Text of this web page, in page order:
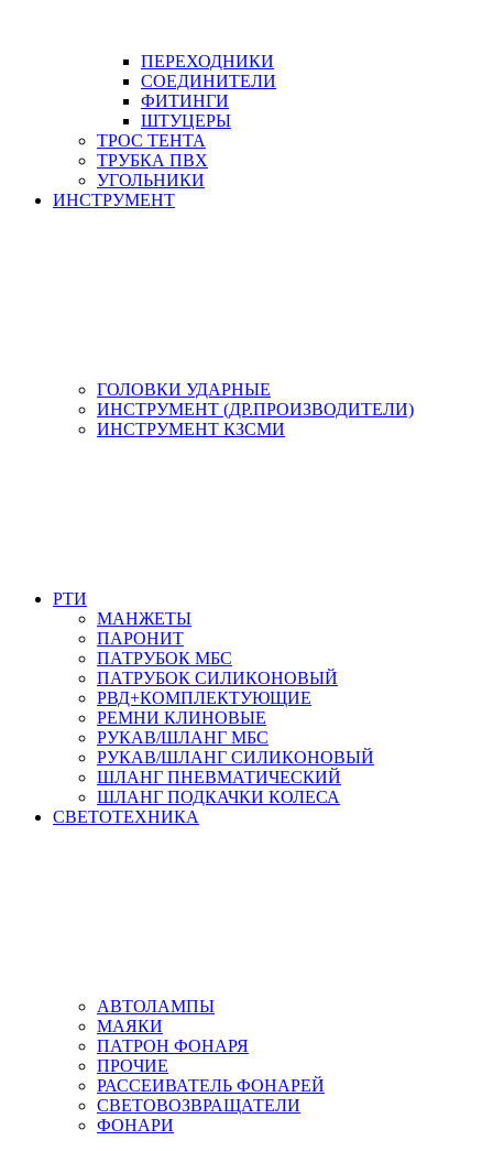
ПЕРЕХОДНИКИ
СОЕДИНИТЕЛИ
ФИТИНГИ
ШТУЦЕРЫ
ТРОС ТЕНТА
ТРУБКА ПВХ
УГОЛЬНИКИ
ИНСТРУМЕНТ
ГОЛОВКИ УДАРНЫЕ
ИНСТРУМЕНТ (ДР.ПРОИЗВОДИТЕЛИ)
ИНСТРУМЕНТ КЗСМИ
РТИ
МАНЖЕТЫ
ПАРОНИТ
ПАТРУБОК МБС
ПАТРУБОК СИЛИКОНОВЫЙ
РВД+КОМПЛЕКТУЮЩИЕ
РЕМНИ КЛИНОВЫЕ
РУКАВ/ШЛАНГ МБС
РУКАВ/ШЛАНГ СИЛИКОНОВЫЙ
ШЛАНГ ПНЕВМАТИЧЕСКИЙ
ШЛАНГ ПОДКАЧКИ КОЛЕСА
СВЕТОТЕХНИКА
АВТОЛАМПЫ
МАЯКИ
ПАТРОН ФОНАРЯ
ПРОЧИЕ
РАССЕИВАТЕЛЬ ФОНАРЕЙ
СВЕТОВОЗВРАЩАТЕЛИ
ФОНАРИ